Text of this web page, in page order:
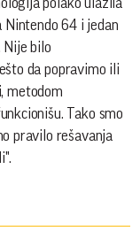
polako ulazila
Nintendo 64 i jedan
Nije bilo
da popravimo ili
metodom
Tako smo
pravilo rešavanja